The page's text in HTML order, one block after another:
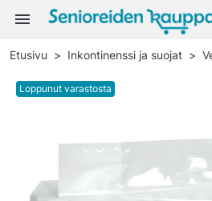
menu
Etusivu Inkontinenssi ja suojat
Loppunut varastosta